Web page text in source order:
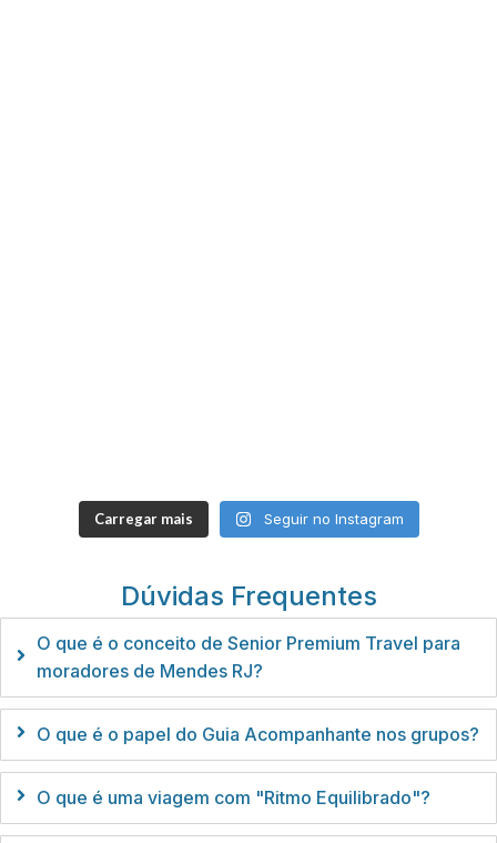
Carregar mais Seguir no Instagram
Dúvidas Frequentes
O que é o conceito de Senior Premium Travel para
moradores de Mendes RJ?
O que é o papel do Guia Acompanhante nos grupos?
O que é uma viagem com "Ritmo Equilibrado"?